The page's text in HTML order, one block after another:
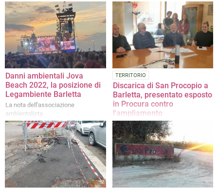
È la prima città ad essere introdotta
nel network promosso da
Legambiente
Pronta la sottoscrizione del
protocollo Life Alexandro
Danni ambientali Jova
Beach 2022, la posizione di
Legambiente Barletta
La nota dell'associazione
ambientalista
TERRITORIO
Discarica di San Procopio a
Barletta, presentato esposto
in Procura contro
l'ampliamento
La conferenza stampa di
Legambiente e Comitato No
Discarica a Palazzo di Città